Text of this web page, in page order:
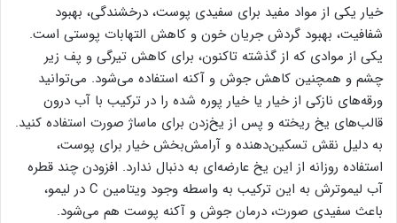
خیار یکی از مواد مفید برای سفیدی پوست، درخشندگی، بهبود
شفافیت، بهبود گردش جریان خون و کاهش التهابات پوستی است.
یکی از موادی که از گذشته تاکنون، برای کاهش تیرگی و پف زیر
چشم و همچنین کاهش جوش و آکنه استفاده می‌شود. می‌توانید
ورقه‌های نازکی از خیار یا خیار پوره شده را در ترکیب با آب درون
قالب‌های یخ ریخته و پس از یخ‌زدن برای ماساژ صورت استفاده کنید.
به دلیل نقش تسکین‌دهنده و آرامش‌بخش خیار برای پوست،
استفاده روزانه از این یخ عارضه‌ای به دنبال ندارد. افزودن چند قطره
آب لیموترش به این ترکیب به واسطه وجود ویتامین C در لیمو،
باعث سفیدی صورت، درمان جوش و آکنه پوست هم می‌شود.